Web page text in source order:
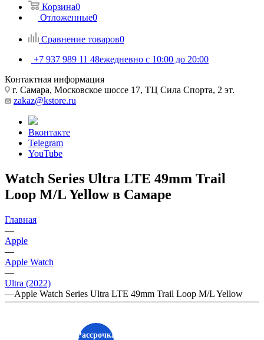
Корзина0
Отложенные0
Сравнение товаров0
+7 937 989 11 48ежедневно с 10:00 до 20:00
Контактная информация
г. Самара, Московское шоссе 17, ТЦ Сила Спорта, 2 эт.
zakaz@kstore.ru
Вконтакте
Telegram
YouTube
Watch Series Ultra LTE 49mm Trail
Loop M/L Yellow в Самаре
Главная
—
Apple
—
Apple Watch
—
Ultra (2022)
—Apple Watch Series Ultra LTE 49mm Trail Loop M/L Yellow
Рассрочка